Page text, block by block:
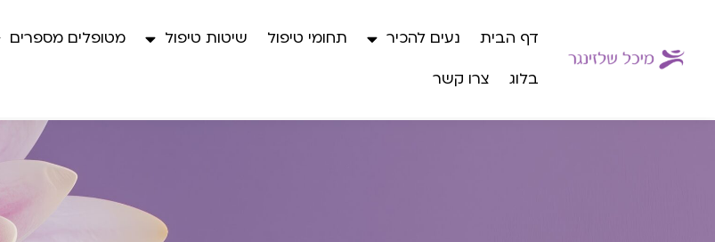
דף הבית נעים להכיר תחומי טיפול שיטות טיפול מטופלים מספרים
בלוג
צרו קשר